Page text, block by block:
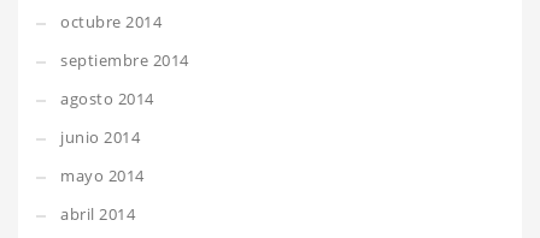
octubre 2014
septiembre 2014
agosto 2014
junio 2014
mayo 2014
abril 2014